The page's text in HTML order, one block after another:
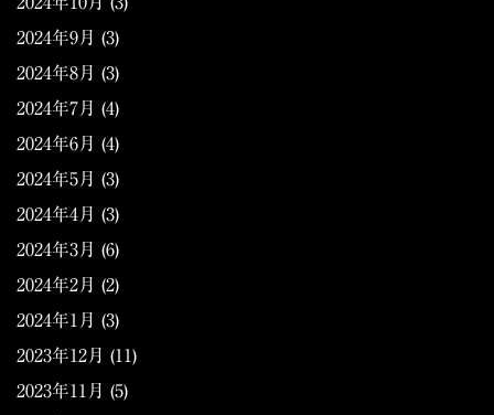
2024年9月 (3)
2024年8月 (3)
2024年7月 (4)
2024年6月 (4)
2024年5月 (3)
2024年4月 (3)
2024年3月 (6)
2024年2月 (2)
2024年1月 (3)
2023年12月 (11)
2023年11月 (5)